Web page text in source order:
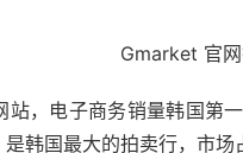
，电子商务销量韩国第
韩国最大的拍卖行，市